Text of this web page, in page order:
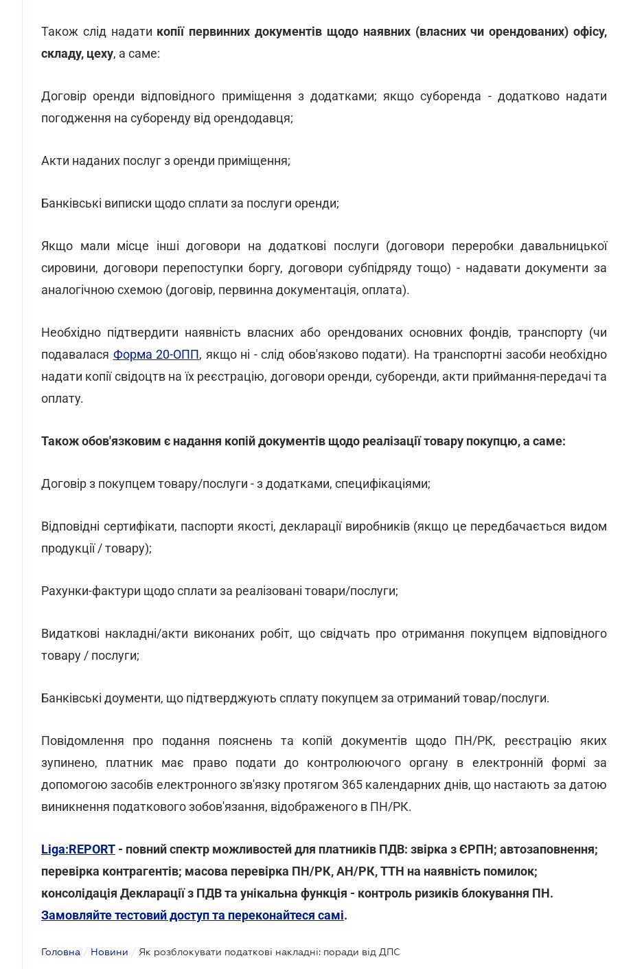
Також слід надати копії первинних документів щодо наявних (власних чи орендованих) офісу,
складу, цеху, а саме:
Договір оренди відповідного приміщення з додатками; якщо суборенда - додатково надати
погодження на суборенду від орендодавця;
Акти наданих послуг з оренди приміщення;
Банківські виписки щодо сплати за послуги оренди;
Якщо мали місце інші договори на додаткові послуги (договори переробки давальницької
сировини, договори перепоступки боргу, договори субпідряду тощо) - надавати документи за
аналогічною схемою (договір, первинна документація, оплата).
Необхідно підтвердити наявність власних або орендованих основних фондів, транспорту (чи
подавалася Форма 20-ОПП, якщо ні - слід обов'язково подати). На транспортні засоби необхідно
надати копії свідоцтв на їх реєстрацію, договори оренди, суборенди, акти приймання-передачі та
оплату.
Також обов'язковим є надання копій документів щодо реалізації товару покупцю, а саме:
Договір з покупцем товару/послуги - з додатками, специфікаціями;
Відповідні сертифікати, паспорти якості, декларації виробників (якщо це передбачається видом
продукції / товару);
Рахунки-фактури щодо сплати за реалізовані товари/послуги;
Видаткові накладні/акти виконаних робіт, що свідчать про отримання покупцем відповідного
товару / послуги;
Банківські доументи, що підтверджують сплату покупцем за отриманий товар/послуги.
Повідомлення про подання пояснень та копій документів щодо ПН/РК, реєстрацію яких
зупинено, платник має право подати до контролюючого органу в електронній формі за
допомогою засобів електронного зв'язку протягом 365 календарних днів, що настають за датою
виникнення податкового зобов'язання, відображеного в ПН/РК.
Liga:REPORT - повний спектр можливостей для платників ПДВ: звірка з ЄРПН; автозаповнення;
перевірка контрагентів; масова перевірка ПН/РК, АН/РК, ТТН на наявність помилок;
консолідація Декларації з ПДВ та унікальна функція - контроль ризиків блокування ПН.
Замовляйте тестовий доступ та переконайтеся самі.
Головна / Новини / Як розблокувати податкові накладні: поради від ДПС